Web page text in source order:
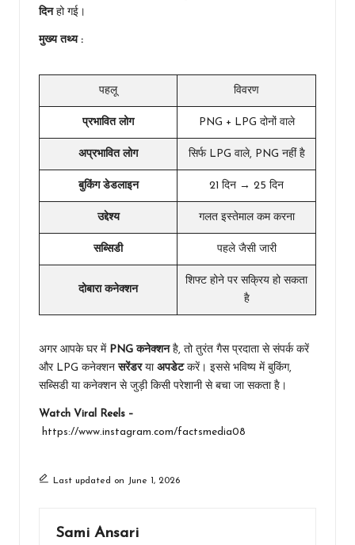
दिनहो गई।
मुख्य तथ्य :
पहलू विवरण
प्रभावित लोग PNG + LPG दोनों वाले
अप्रभावित लोग सिर्फ LPG वाले, PNG नहीं है
बुकिंग डेडलाइन 21 दिन → 25 दिन
उद्देश्य गलत इस्तेमाल कम करना
सब्सिडी पहले जैसी जारी
दोबारा कनेक्शन
शिफ्ट होने पर सक्रिय हो सकता
है
अगर आपके घर में PNG कनेक्शनहै, तो तुरंत गैस प्रदाता से संपर्क करें
और LPG कनेक्शन सरेंडरया अपडेटकरें। इससे भविष्य में बुकिंग,
सब्सिडी या कनेक्शन से जुड़ी किसी परेशानी से बचा जा सकता है।
Watch Viral Reels –
https://www.instagram.com/factsmedia08
Last updated on June 1, 2026
Sami Ansari